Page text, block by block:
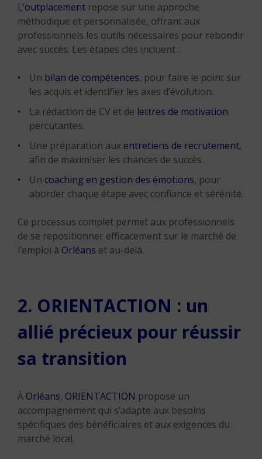
L’outplacement repose sur une approche
méthodique et personnalisée, offrant aux
professionnels les outils nécessaires pour rebondir
avec succès. Les étapes clés incluent :
Un bilan de compétences, pour faire le point sur
les acquis et identifier les axes d’évolution.
La rédaction de CV et de lettres de motivation
percutantes.
Une préparation aux entretiens de recrutement,
afin de maximiser les chances de succès.
Un coaching en gestion des émotions, pour
aborder chaque étape avec confiance et sérénité.
Ce processus complet permet aux professionnels
de se repositionner efficacement sur le marché de
l’emploi à Orléans et au-delà.
2. ORIENTACTION : un
allié précieux pour réussir
sa transition
À Orléans, ORIENTACTION propose un
accompagnement qui s’adapte aux besoins
spécifiques des bénéficiaires et aux exigences du
marché local.